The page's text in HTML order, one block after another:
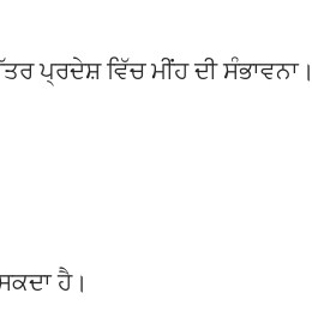
ਪ੍ਰਦੇਸ਼ ਵਿੱਚ ਮੀਂਹ ਦੀ ਸੰਭਾਵਨਾ।
ਹੈ।